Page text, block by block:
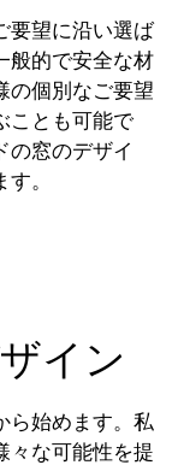
要望に沿い選ば
般的で安全な材
の個別なご要望
ことも可能で
の窓のデザイ
。
イン
ら始めます。私
々な可能性を提